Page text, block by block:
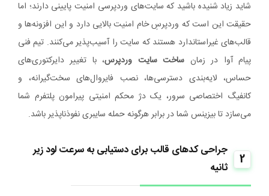
شاید زیاد شنیده باشید که سایت‌های وردپرسی امنیت پایینی دارند؛ اما
حقیقت این است که وردپرسِ خام امنیت بالایی دارد و این افزونه‌ها و
قالب‌های غیراستاندارد هستند که سایت را آسیب‌پذیر می‌کنند. تیم فنی
پیام آوا در زمان ساخت سایت وردپرس، با تغییر دایرکتوری‌های
حساس، لایه‌بندی دسترسی‌ها، نصب فایروال‌های سخت‌گیرانه، و
کانفیگ اختصاصی سرور، یک دژ محکم امنیتی پیرامون پلتفرم شما
می‌سازد تا بیزینس شما در برابر هرگونه حمله سایبری نفوذناپذیر باشد.
2
جراحی کدهای قالب برای دستیابی به سرعت لود زیر
ثانیه